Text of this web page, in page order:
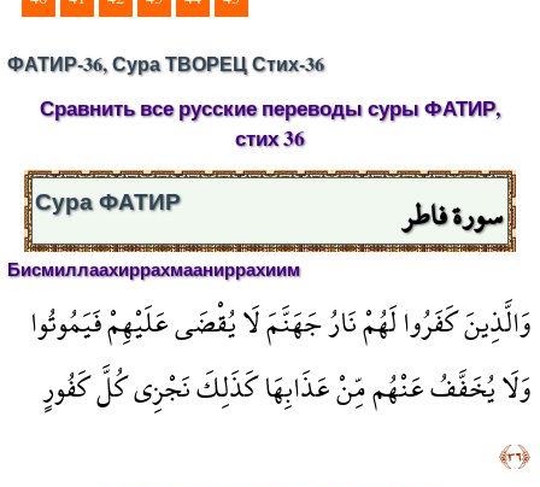
ФАТИР-36, Сура ТВОРЕЦ Стих-36
Сравнить все русские переводы суры ФАТИР,
стих 36
سورة فاطر Сура ФАТИР
Бисмиллаахиррахмааниррахиим
وَالَّذِينَ كَفَرُوا لَهُمْ نَارُ جَهَنَّمَ لَا يُقْضَى عَلَيْهِمْ فَيَمُوتُوا
وَلَا يُخَفَّفُ عَنْهُم مِّنْ عَذَابِهَا كَذَلِكَ نَجْزِي كُلَّ كَفُورٍ
﴿٣٦﴾